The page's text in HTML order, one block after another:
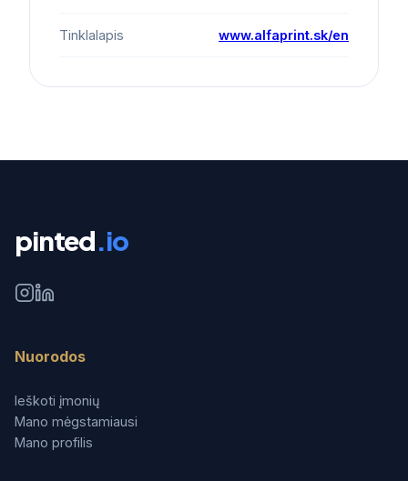
Tinklalapis www.alfaprint.sk/en
pinted.io
Nuorodos
Ieškoti įmonių
Mano mėgstamiausi
Mano profilis